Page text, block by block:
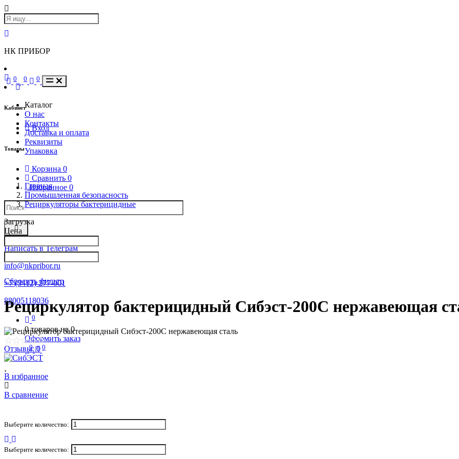
НК ПРИБОР
Кабинет
Вход
Товары
Корзина 0
Сравнить 0
Избранное 0
Написать в Телеграм
info@nkpribor.ru
+7 (3412) 277-001
88005118036
0
0 товаров на0
Оформить заказ
0 0
0 0 0
Каталог
О нас
Контакты
Доставка и оплата
Реквизиты
Упаковка
Главная
Промышленная безопасность
Рециркуляторы бактерицидные
Загрузка
Цена
Сбросить фильтр
Рециркулятор бактерицидный Сибэст-200С нержавеющая
Отзывы: 0
В избранное
В сравнение
Выберите количество:
Выберите количество: